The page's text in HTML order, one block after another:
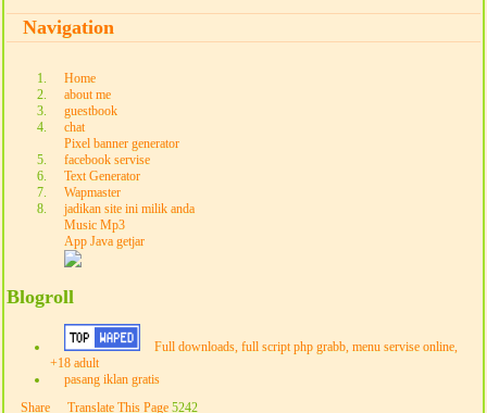
Navigation
Home
about me
guestbook
chat
Pixel banner generator
facebook servise
Text Generator
Wapmaster
jadikan site ini milik anda
Music Mp3
App Java getjar
Blogroll
Full downloads, full script php grabb, menu servise online,
+18 adult
pasang iklan gratis
Share
Translate This Page 5242